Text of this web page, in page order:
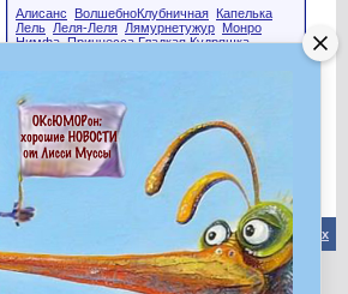
Алисанс
ВолшебноКлубничная Капелька
Лель Леля-Леля Лямурнетужур Монро
Нимфа Принцесса Гладкая Кудряшка
Форум Волшебников -Архив-Вверх